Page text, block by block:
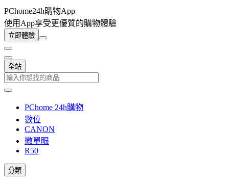
PChome24h購物App
使用App享受更優質的購物體驗
立即體驗
全站
PChome 24h購物
數位
CANON
微單眼
R50
分類